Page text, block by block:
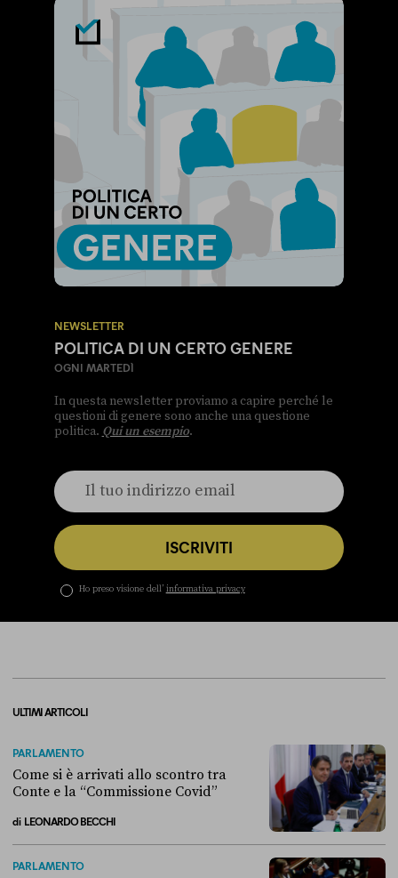
NEWSLETTER
POLITICA DI UN CERTO GENERE
OGNI MARTEDÌ
In questa newsletter proviamo a capire perché le
questioni di genere sono anche una questione
politica. Qui un esempio.
ISCRIVITI
Ho preso visione dell’ informativa privacy
ULTIMI ARTICOLI
PARLAMENTO
Come si è arrivati allo scontro tra
Conte e la “Commissione Covid”
di LEONARDO BECCHI
PARLAMENTO